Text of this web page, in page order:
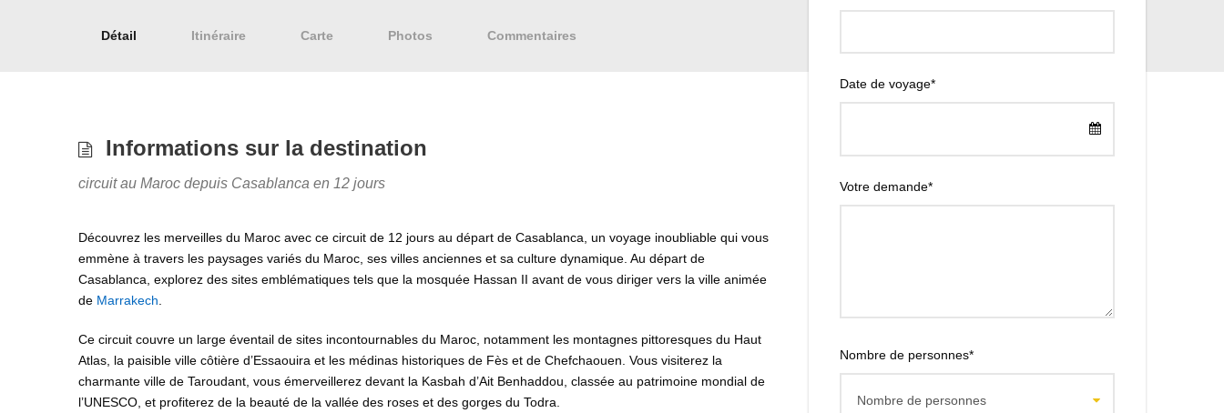
Date de voyage*
Votre demande*
Nombre de personnes*
Détail Itinéraire Carte Photos Commentaires
Informations sur la destination
circuit au Maroc depuis Casablanca en 12 jours
Découvrez les merveilles du Maroc avec ce circuit de 12 jours au départ de Casablanca, un voyage inoubliable qui vous
emmène à travers les paysages variés du Maroc, ses villes anciennes et sa culture dynamique. Au départ de
Casablanca, explorez des sites emblématiques tels que la mosquée Hassan II avant de vous diriger vers la ville animée
de Marrakech
Ce circuit couvre un large éventail de sites incontournables du Maroc, notamment les montagnes pittoresques du Haut
Atlas, la paisible ville côtière d’Essaouira et les médinas historiques de Fès et de Chefchaouen. Vous visiterez la
charmante ville de Taroudant, vous émerveillerez devant la Kasbah d’Ait Benhaddou, classée au patrimoine mondial de
l’UNESCO, et profiterez de la beauté de la vallée des roses et des gorges du Todra.